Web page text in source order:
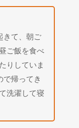
きて、朝ご
ご飯を食べ
りしていま
帰ってき
洗濯して寝